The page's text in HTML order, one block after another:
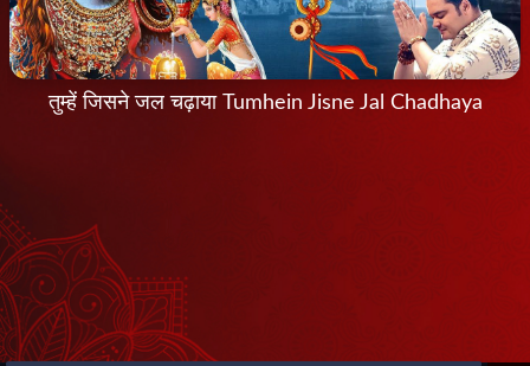
तुम्हें जिसने जल चढ़ाया Tumhein Jisne Jal Chadhaya